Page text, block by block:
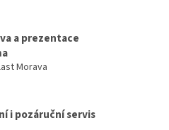
a prezentace
Morava
i pozáruční servis